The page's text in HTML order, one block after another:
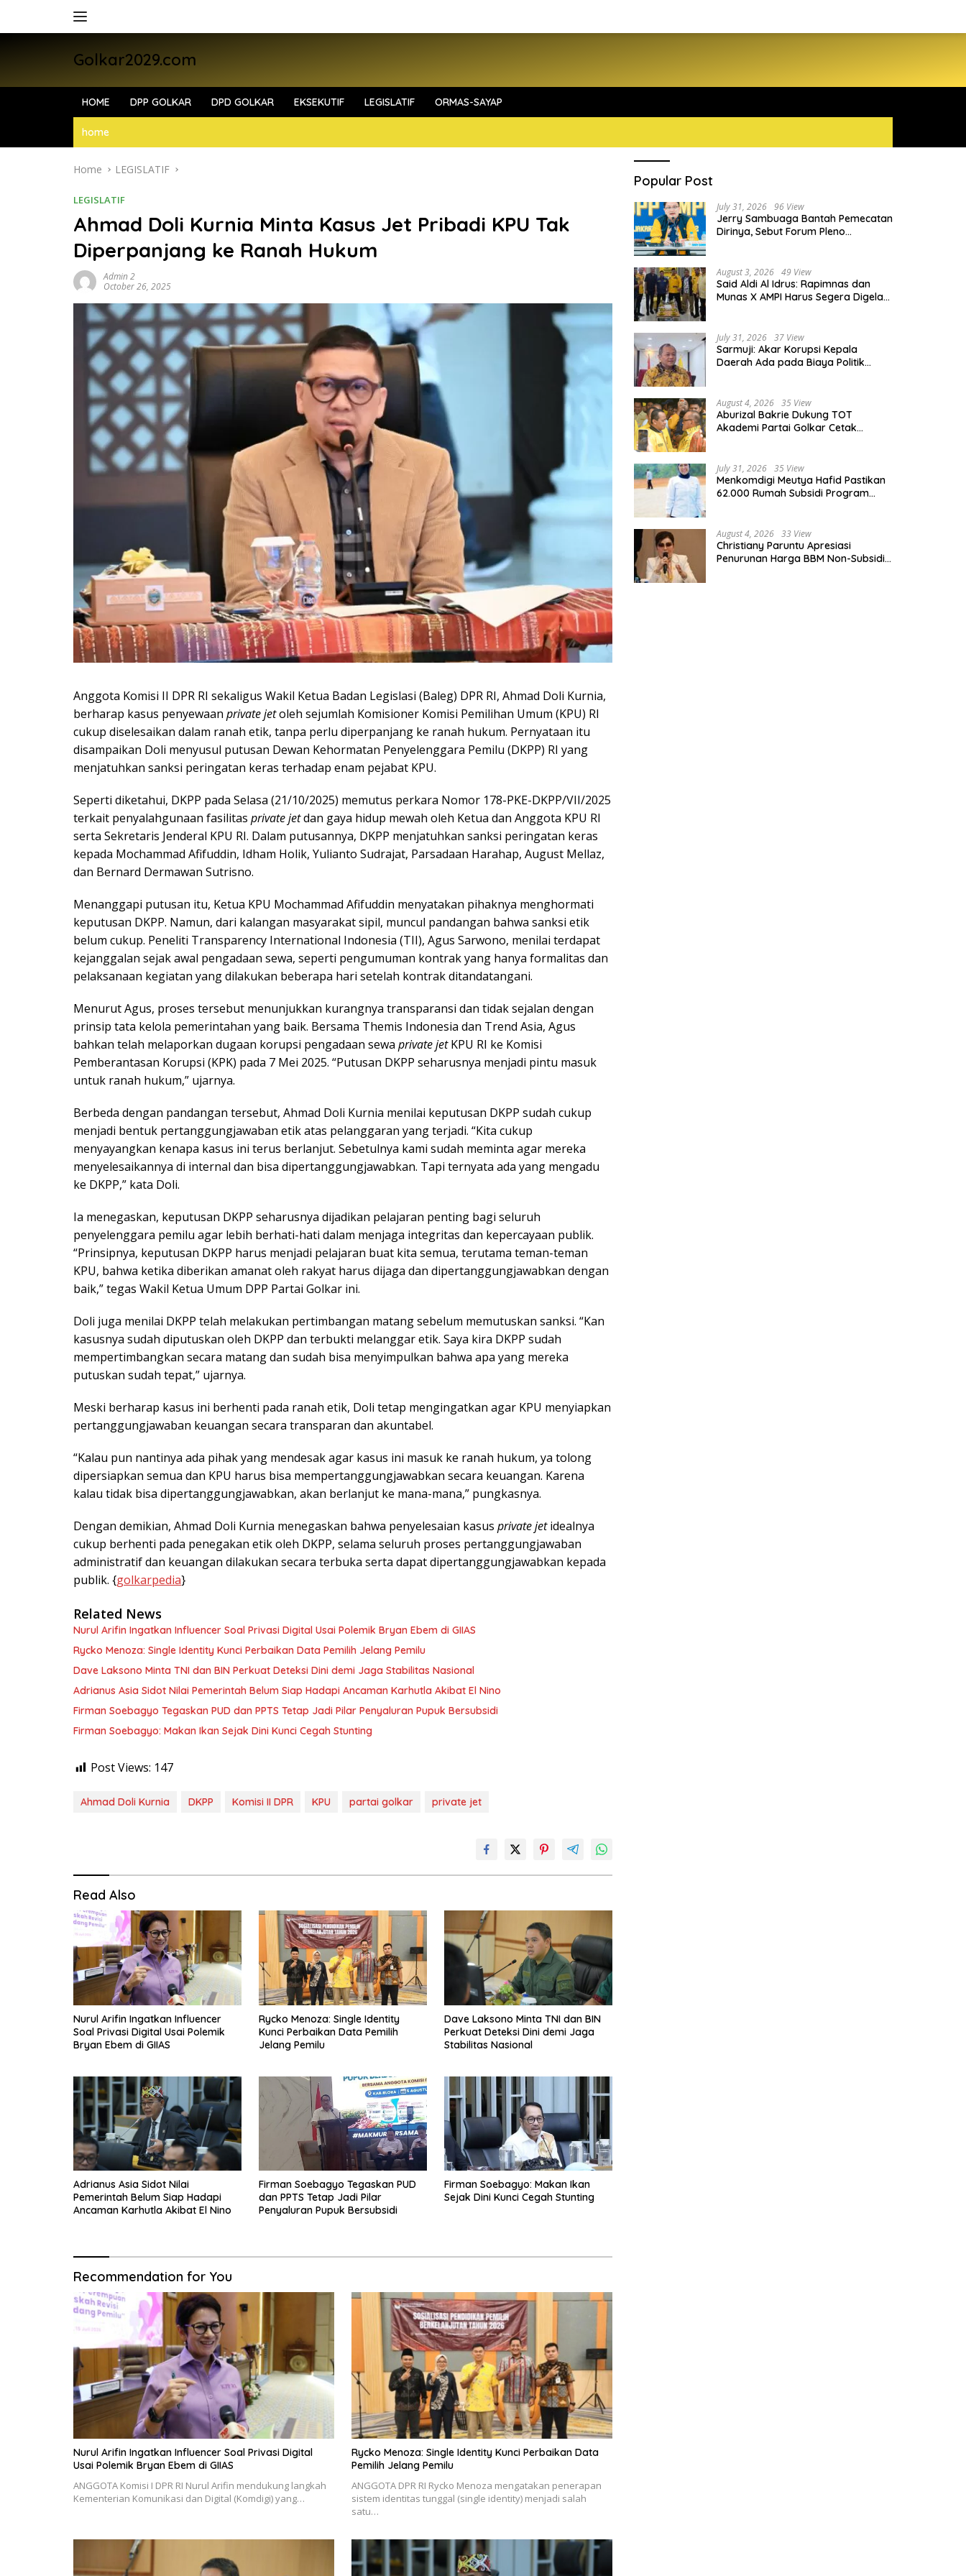
Golkar2029.com
HOME DPP GOLKAR DPD GOLKAR EKSEKUTIF LEGISLATIF ORMAS-SAYAP
home
Home LEGISLATIF
LEGISLATIF
Ahmad Doli Kurnia Minta Kasus Jet Pribadi KPU Tak
Diperpanjang ke Ranah Hukum
Admin 2
October 26, 2025
Anggota Komisi II DPR RI sekaligus Wakil Ketua Badan Legislasi (Baleg) DPR RI, Ahmad Doli Kurnia,
berharap kasus penyewaan private jetoleh sejumlah Komisioner Komisi Pemilihan Umum (KPU) RI
cukup diselesaikan dalam ranah etik, tanpa perlu diperpanjang ke ranah hukum. Pernyataan itu
disampaikan Doli menyusul putusan Dewan Kehormatan Penyelenggara Pemilu (DKPP) RI yang
menjatuhkan sanksi peringatan keras terhadap enam pejabat KPU.
Seperti diketahui, DKPP pada Selasa (21/10/2025) memutus perkara Nomor 178-PKE-DKPP/VII/2025
terkait penyalahgunaan fasilitas private jetdan gaya hidup mewah oleh Ketua dan Anggota KPU RI
serta Sekretaris Jenderal KPU RI. Dalam putusannya, DKPP menjatuhkan sanksi peringatan keras
kepada Mochammad Afifuddin, Idham Holik, Yulianto Sudrajat, Parsadaan Harahap, August Mellaz,
dan Bernard Dermawan Sutrisno.
Menanggapi putusan itu, Ketua KPU Mochammad Afifuddin menyatakan pihaknya menghormati
keputusan DKPP. Namun, dari kalangan masyarakat sipil, muncul pandangan bahwa sanksi etik
belum cukup. Peneliti Transparency International Indonesia (TII), Agus Sarwono, menilai terdapat
kejanggalan sejak awal pengadaan sewa, seperti pengumuman kontrak yang hanya formalitas dan
pelaksanaan kegiatan yang dilakukan beberapa hari setelah kontrak ditandatangani.
Menurut Agus, proses tersebut menunjukkan kurangnya transparansi dan tidak sejalan dengan
prinsip tata kelola pemerintahan yang baik. Bersama Themis Indonesia dan Trend Asia, Agus
bahkan telah melaporkan dugaan korupsi pengadaan sewa private jetKPU RI ke Komisi
Pemberantasan Korupsi (KPK) pada 7 Mei 2025. “Putusan DKPP seharusnya menjadi pintu masuk
untuk ranah hukum,” ujarnya.
Berbeda dengan pandangan tersebut, Ahmad Doli Kurnia menilai keputusan DKPP sudah cukup
menjadi bentuk pertanggungjawaban etik atas pelanggaran yang terjadi. “Kita cukup
menyayangkan kenapa kasus ini terus berlanjut. Sebetulnya kami sudah meminta agar mereka
menyelesaikannya di internal dan bisa dipertanggungjawabkan. Tapi ternyata ada yang mengadu
ke DKPP,” kata Doli.
Ia menegaskan, keputusan DKPP seharusnya dijadikan pelajaran penting bagi seluruh
penyelenggara pemilu agar lebih berhati-hati dalam menjaga integritas dan kepercayaan publik.
“Prinsipnya, keputusan DKPP harus menjadi pelajaran buat kita semua, terutama teman-teman
KPU, bahwa ketika diberikan amanat oleh rakyat harus dijaga dan dipertanggungjawabkan dengan
baik,” tegas Wakil Ketua Umum DPP Partai Golkar ini.
Doli juga menilai DKPP telah melakukan pertimbangan matang sebelum memutuskan sanksi. “Kan
kasusnya sudah diputuskan oleh DKPP dan terbukti melanggar etik. Saya kira DKPP sudah
mempertimbangkan secara matang dan sudah bisa menyimpulkan bahwa apa yang mereka
putuskan sudah tepat,” ujarnya.
Meski berharap kasus ini berhenti pada ranah etik, Doli tetap mengingatkan agar KPU menyiapkan
pertanggungjawaban keuangan secara transparan dan akuntabel.
“Kalau pun nantinya ada pihak yang mendesak agar kasus ini masuk ke ranah hukum, ya tolong
dipersiapkan semua dan KPU harus bisa mempertanggungjawabkan secara keuangan. Karena
kalau tidak bisa dipertanggungjawabkan, akan berlanjut ke mana-mana,” pungkasnya.
Dengan demikian, Ahmad Doli Kurnia menegaskan bahwa penyelesaian kasus private jetidealnya
cukup berhenti pada penegakan etik oleh DKPP, selama seluruh proses pertanggungjawaban
administratif dan keuangan dilakukan secara terbuka serta dapat dipertanggungjawabkan kepada
publik. {golkarpedia}
Related News
Nurul Arifin Ingatkan Influencer Soal Privasi Digital Usai Polemik Bryan Ebem di GIIAS
Rycko Menoza: Single Identity Kunci Perbaikan Data Pemilih Jelang Pemilu
Dave Laksono Minta TNI dan BIN Perkuat Deteksi Dini demi Jaga Stabilitas Nasional
Adrianus Asia Sidot Nilai Pemerintah Belum Siap Hadapi Ancaman Karhutla Akibat El Nino
Firman Soebagyo Tegaskan PUD dan PPTS Tetap Jadi Pilar Penyaluran Pupuk Bersubsidi
Firman Soebagyo: Makan Ikan Sejak Dini Kunci Cegah Stunting
Post Views: 147
Ahmad Doli Kurnia DKPP Komisi II DPR KPU partai golkar private jet
Read Also
Nurul Arifin Ingatkan Influencer
Soal Privasi Digital Usai Polemik
Bryan Ebem di GIIAS
Rycko Menoza: Single Identity
Kunci Perbaikan Data Pemilih
Jelang Pemilu
Dave Laksono Minta TNI dan BIN
Perkuat Deteksi Dini demi Jaga
Stabilitas Nasional
Adrianus Asia Sidot Nilai
Pemerintah Belum Siap Hadapi
Ancaman Karhutla Akibat El Nino
Firman Soebagyo Tegaskan PUD
dan PPTS Tetap Jadi Pilar
Penyaluran Pupuk Bersubsidi
Firman Soebagyo: Makan Ikan
Sejak Dini Kunci Cegah Stunting
Recommendation for You
Nurul Arifin Ingatkan Influencer Soal Privasi Digital
Usai Polemik Bryan Ebem di GIIAS
ANGGOTA Komisi I DPR RI Nurul Arifin mendukung langkah
Kementerian Komunikasi dan Digital (Komdigi) yang…
Rycko Menoza: Single Identity Kunci Perbaikan Data
Pemilih Jelang Pemilu
ANGGOTA DPR RI Rycko Menoza mengatakan penerapan
sistem identitas tunggal (single identity) menjadi salah
satu…
Popular Post
July 31, 2026 96 View
Jerry Sambuaga Bantah Pemecatan
Dirinya, Sebut Forum Pleno
August 3, 2026 49 View
Said Aldi Al Idrus: Rapimnas dan
Munas X AMPI Harus Segera Digelar
July 31, 2026 37 View
Sarmuji: Akar Korupsi Kepala
Daerah Ada pada Biaya Politik
August 4, 2026 35 View
Aburizal Bakrie Dukung TOT
Akademi Partai Golkar Cetak
July 31, 2026 35 View
Menkomdigi Meutya Hafid Pastikan
62.000 Rumah Subsidi Program
August 4, 2026 33 View
Christiany Paruntu Apresiasi
Penurunan Harga BBM Non-Subsidi,